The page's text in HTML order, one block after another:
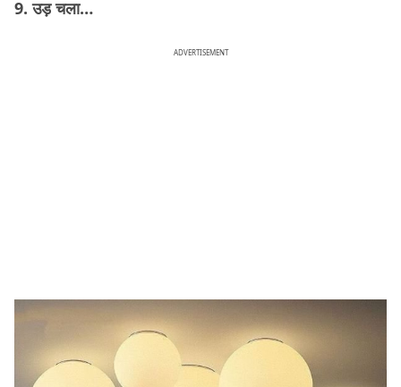
9. उड़ चला…
ADVERTISEMENT